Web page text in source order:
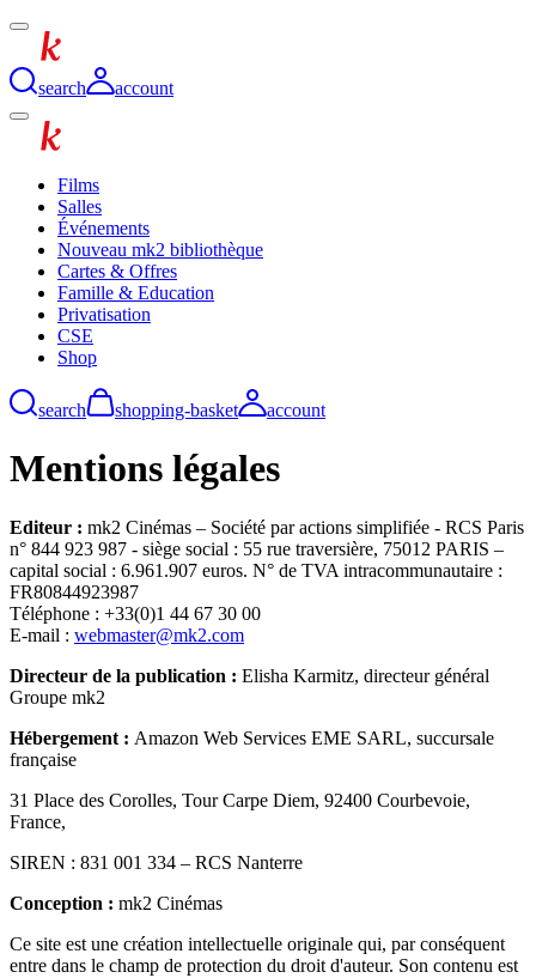
search account
Films
Salles
Événements
Nouveau mk2 bibliothèque
Cartes & Offres
Famille & Education
Privatisation
CSE
Shop
search shopping-basket account
Mentions légales
Editeur : mk2 Cinémas – Société par actions simplifiée - RCS Paris
n° 844 923 987 - siège social : 55 rue traversière, 75012 PARIS –
capital social : 6.961.907 euros. N° de TVA intracommunautaire :
FR80844923987
Téléphone : +33(0)1 44 67 30 00
E-mail : webmaster@mk2.com
Directeur de la publication : Elisha Karmitz, directeur général
Groupe mk2
Hébergement : Amazon Web Services EME SARL, succursale
française
31 Place des Corolles, Tour Carpe Diem, 92400 Courbevoie,
France,
SIREN : 831 001 334 – RCS Nanterre
Conception : mk2 Cinémas
Ce site est une création intellectuelle originale qui, par conséquent
entre dans le champ de protection du droit d'auteur. Son contenu est